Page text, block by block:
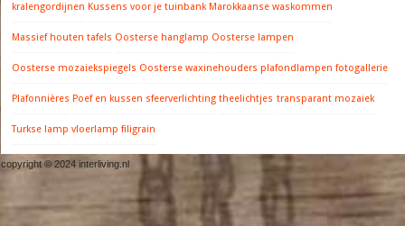
kralengordijnen Kussens voor je tuinbank Marokkaanse waskommen
Massief houten tafels Oosterse hanglamp Oosterse lampen
Oosterse mozaiekspiegels Oosterse waxinehouders plafondlampen fotogallerie
Plafonnières Poef en kussen sfeerverlichting theelichtjes transparant mozaiek
Turkse lamp vloerlamp filigrain
copyright © 2024 interliving.nl